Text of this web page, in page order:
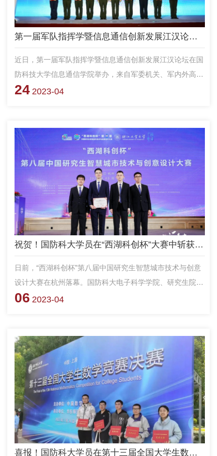
第一届军队指挥学暨信息通信创新发展江汉论坛在国防科技大学信息通信学院举办
近日，第一届军队指挥学暨信息通信创新发展江汉论坛在国
防科技大学信息通信学院举办，来自军委机关、军内外高
校、科研机构、作战部队、军工企业的院士、专家、学者、
24 2023-04
祝贺！国防科大学员在“西湖科创杯”大赛中斩获佳绩
日前，“西湖科创杯”第八届中国研究生智慧城市技术与创意
设计大赛在杭州落幕。国防科大电子科学学院、研究生院学
员毛瑞棋、杨凯、何利、丁振珂的参赛作品“看我七十二变-
大赛“优秀指导教师”，这是学校在该项赛事中斩获的首金。
电子对抗学院研究生团队“智享生活队”获全国二等奖。
06 2023-04
喜报！国防科大学员在第十三届全国大学生数学竞赛决赛再创佳绩！